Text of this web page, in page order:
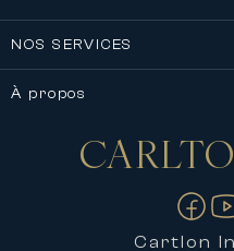
NOS SERVICES
À propos
Nous contacter
Cartlon